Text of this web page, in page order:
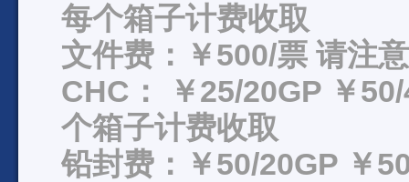
每个箱子计费收取
文件费：￥500/票 请注
CHC： ￥25/20GP ￥
个箱子计费收取
铅封费：￥50/20GP ￥